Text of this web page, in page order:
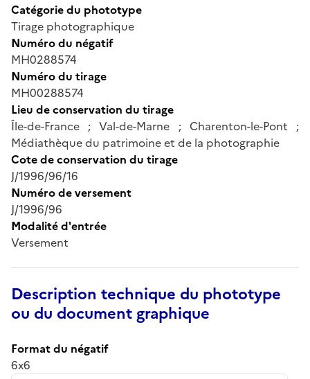
Catégorie du phototype
Tirage photographique
Numéro du négatif
MH0288574
Numéro du tirage
MH00288574
Lieu de conservation du tirage
Île-de-France ; Val-de-Marne ; Charenton-le-Pont ;
Médiathèque du patrimoine et de la photographie
Cote de conservation du tirage
J/1996/96/16
Numéro de versement
J/1996/96
Modalité d'entrée
Versement
Description technique du phototype
ou du document graphique
Format du négatif
6x6